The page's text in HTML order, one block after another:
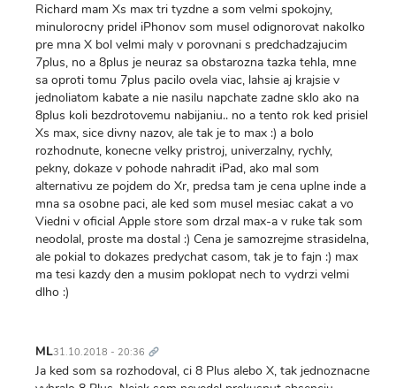
Richard mam Xs max tri tyzdne a som velmi spokojny,
minulorocny pridel iPhonov som musel odignorovat nakolko
pre mna X bol velmi maly v porovnani s predchadzajucim
7plus, no a 8plus je neuraz sa obstarozna tazka tehla, mne
sa oproti tomu 7plus pacilo ovela viac, lahsie aj krajsie v
jednoliatom kabate a nie nasilu napchate zadne sklo ako na
8plus koli bezdrotovemu nabijaniu.. no a tento rok ked prisiel
Xs max, sice divny nazov, ale tak je to max :) a bolo
rozhodnute, konecne velky pristroj, univerzalny, rychly,
pekny, dokaze v pohode nahradit iPad, ako mal som
alternativu ze pojdem do Xr, predsa tam je cena uplne inde a
mna sa osobne paci, ale ked som musel mesiac cakat a vo
Viedni v oficial Apple store som drzal max-a v ruke tak som
neodolal, proste ma dostal :) Cena je samozrejme strasidelna,
ale pokial to dokazes predychat casom, tak je to fajn :) max
ma tesi kazdy den a musim poklopat nech to vydrzi velmi
dlho :)
ML31.10.2018 - 20:36 odkaz
Ja ked som sa rozhodoval, ci 8 Plus alebo X, tak jednoznacne